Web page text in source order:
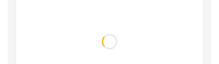
Loading...